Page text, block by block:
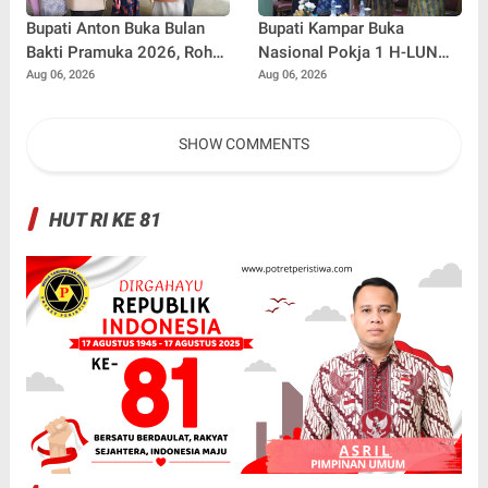
Bupati Anton Buka Bulan
Bakti Pramuka 2026, Rohul
Lepas 48 Kontingen
Aug 06, 2026
Bupati Kampar Buka
Nasional Pokja 1 H-LUN
Kabupaten Kampar 2026
Aug 06, 2026
SHOW COMMENTS
HUT RI KE 81